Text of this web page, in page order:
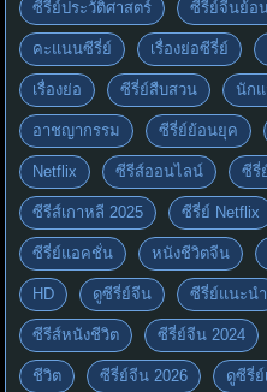
ซีรี่ย์ประวัติศาสตร์ ซีรี่ย์จีนย้อ
คะแนนซีรี่ย์ เรื่องย่อซีรี่ย์
เรื่องย่อ ซีรี่ย์สืบสวน นัก
อาชญากรรม ซีรี่ย์ย้อนยุค
Netflix ซีรีส์ออนไลน์ ซีรี่
ซีรีส์เกาหลี 2025 ซีรี่ย์ Netflix
ซีรี่ย์แอคชั่น หนังชีวิตจีน
HD ดูซีรี่ย์จีน ซีรี่ย์แนะนำ
ซีรีส์หนังชีวิต ซีรี่ย์จีน 2024
ชีวิต ซีรี่ย์จีน 2026 ดูซีรี่ย์